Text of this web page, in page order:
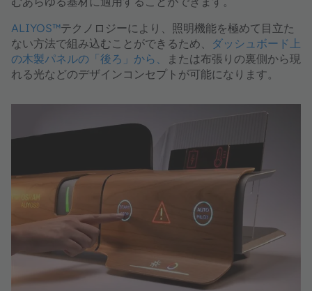
ALIYOS™テクノロジーにより、照明機能を極めて目立た
ない方法で組み込むことができるため、 ダッシュボード上
の木製パネルの「後ろ」から、
または布張りの裏側から現
れる光などのデザインコンセプトが可能になります。